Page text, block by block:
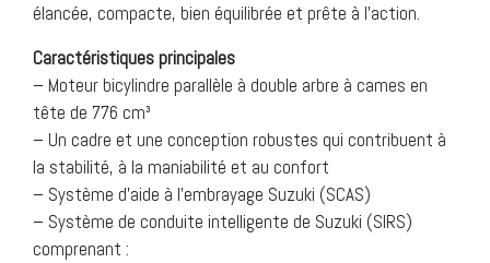
élancée, compacte, bien équilibrée et prête à l’action.
Caractéristiques principales
– Moteur bicylindre parallèle à double arbre à cames en
tête de 776 cm³
– Un cadre et une conception robustes qui contribuent à
la stabilité, à la maniabilité et au confort
– Système d’aide à l’embrayage Suzuki (SCAS)
– Système de conduite intelligente de Suzuki (SIRS)
comprenant :